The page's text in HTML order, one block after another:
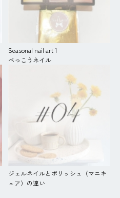
Seasonal nail art 1
べっこうネイル
ジェルネイルとポリッシュ（マニキ
ュア）の違い